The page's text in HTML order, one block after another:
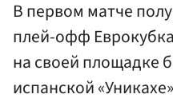
В первом матче
плей-офф
на своей площадке
испанской